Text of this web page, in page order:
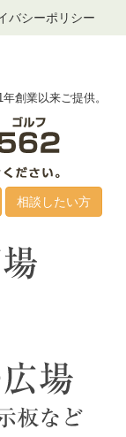
バシーポリシー
創業以来ご提供。
相談したい方